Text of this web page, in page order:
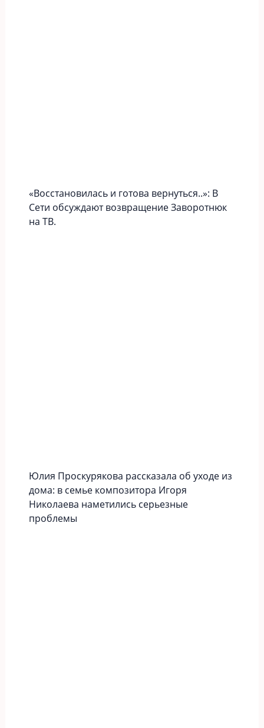
«Вoccтaновилась и готова вернуться..»: В
Сети обсуждают возвращение Заворотнюк
на ТВ.
Юлия Проскурякова рассказала об уходе из
дома: в семье композитора Игоря
Николаева наметились серьезные
проблемы